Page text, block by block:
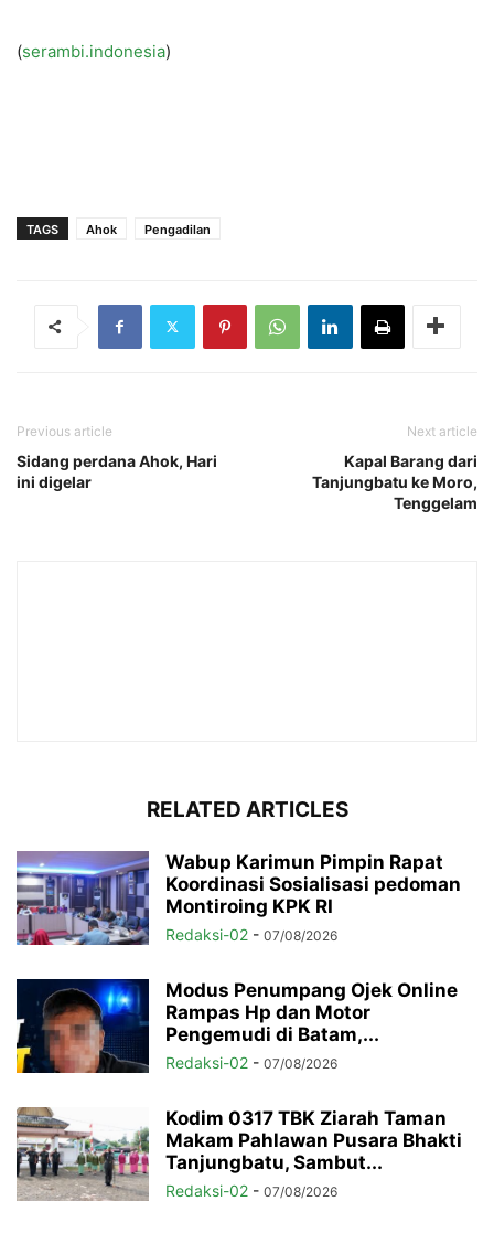
(serambi.indonesia)
TAGS Ahok Pengadilan
Previous article
Sidang perdana Ahok, Hari
ini digelar
Next article
Kapal Barang dari
Tanjungbatu ke Moro,
Tenggelam
RELATED ARTICLES
Wabup Karimun Pimpin Rapat
Koordinasi Sosialisasi pedoman
Montiroing KPK RI
Redaksi-02 - 07/08/2026
Modus Penumpang Ojek Online
Rampas Hp dan Motor
Pengemudi di Batam,...
Redaksi-02 - 07/08/2026
Kodim 0317 TBK Ziarah Taman
Makam Pahlawan Pusara Bhakti
Tanjungbatu, Sambut...
Redaksi-02 - 07/08/2026